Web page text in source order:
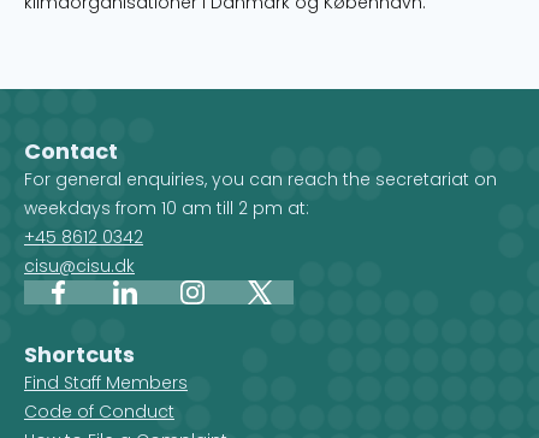
Contact
For general enquiries, you can reach the secretariat on
weekdays from 10 am till 2 pm at:
+45 8612 0342
cisu@cisu.dk
FacebookLinkedInInstagram
X
Shortcuts
Find Staff Members
Code of Conduct